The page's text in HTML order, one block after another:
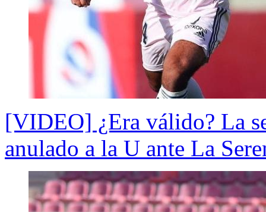
[VIDEO] ¿Era válido? La
anulado a la U ante La